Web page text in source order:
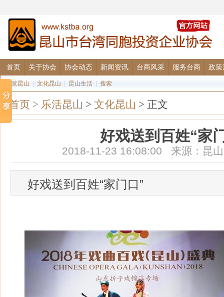
首页 关于协会 协会动态 新闻资讯 台商风采 服务台商 政策
图览昆山 文化昆山 昆山生活 搜索
首页 > 乐活昆山 > 文化昆山 > 正文
好戏送到百姓“家
2018-11-23 16:08:00 来源：昆
好戏送到百姓“家门口”